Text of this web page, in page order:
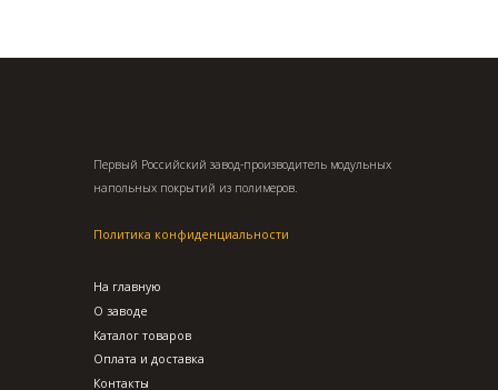
Первый Российский завод-производитель модульных
напольных покрытий из полимеров.
Политика конфиденциальности
На главную
О заводе
Каталог товаров
Оплата и доставка
Контакты